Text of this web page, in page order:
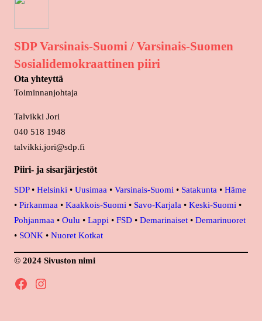
SDP Varsinais-Suomi / Varsinais-Suomen
Sosialidemokraattinen piiri
Ota yhteyttä
Toiminnanjohtaja
Talvikki Jori
040 518 1948
talvikki.jori@sdp.fi
Piiri- ja sisarjärjestöt
SDP• Helsinki • Uusimaa • Varsinais-Suomi • Satakunta • Häme
• Pirkanmaa • Kaakkois-Suomi • Savo-Karjala • Keski-Suomi •
Pohjanmaa • Oulu • Lappi • FSD • Demarinaiset • Demarinuoret
• SONK • Nuoret Kotkat
© 2024 Sivuston nimi
Facebook Instagram